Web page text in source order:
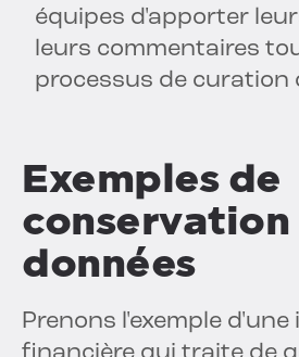
équipes d'apporter
leurs commentaires
processus de curation
Exemples de
conservation
données
Prenons l'exemple